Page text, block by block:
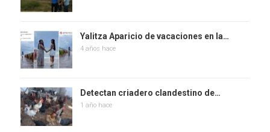
Yalitza Aparicio de vacaciones en la…
4 años hace
Detectan criadero clandestino de…
1 año hace